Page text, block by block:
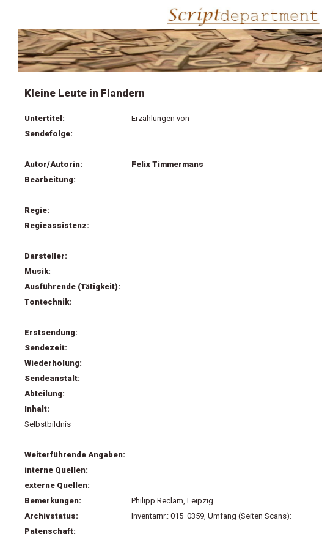
Kleine Leute in Flandern
Untertitel:
Erzählungen von
Sendefolge:
Autor/Autorin:
Felix Timmermans
Bearbeitung:
Regie:
Regieassistenz:
Darsteller:
Musik:
Ausführende (Tätigkeit):
Tontechnik:
Erstsendung:
Sendezeit:
Wiederholung:
Sendeanstalt:
Abteilung:
Inhalt:
Selbstbildnis
Weiterführende Angaben:
interne Quellen:
externe Quellen:
Bemerkungen:
Philipp Reclam, Leipzig
Archivstatus:
Inventarnr.: 015_0359, Umfang (Seiten Scans):
Patenschaft: